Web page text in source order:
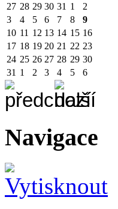
27 28 29 30 31 1
2
3
4 5 6 7 8
9
10 11 12 13 14 15 16
17 18 19 20 21 22 23
24 25 26 27 28 29 30
31 1 2 3 4 5 6
Navigace